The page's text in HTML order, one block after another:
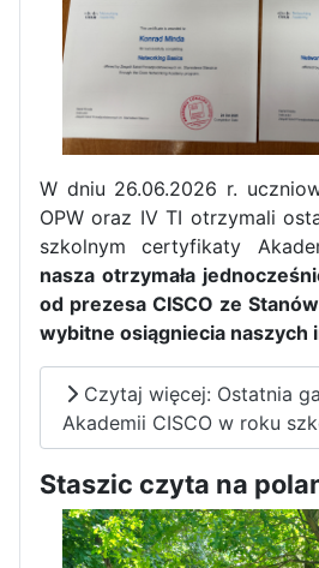
Zakończenie praktyk w
Portugalii
na kryzys” w ZSP w Iłży
Pierwszy tydzień praktyk
zawodowych naszych
W dniu 26.06.2026 r.
OPW oraz IV TI otrzymali
szkolnym certyfikaty
nasza otrzymała
od prezesa CISCO ze
wybitne osiągniecia naszych
Czytaj więcej: Ostatnia
Akademii CISCO w roku
Staszic czyta na